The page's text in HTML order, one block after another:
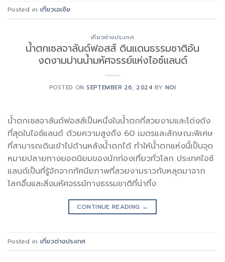
Posted in เที่ยวเอเซีย
เที่ยวต่างประเทศ
น้ำตกเซลจาลันด์ฟอสส์ ดินแดนธรรมชาติอัน
งดงามม่านน้ำมหัศจรรย์แห่งไอซ์แลนด์
POSTED ONSEPTEMBER 26, 2024 BY NOI
น้ำตกเซลจาลันด์ฟอสส์เป็นหนึ่งในน้ำตกที่สวยงามและโด่งดัง
ที่สุดในไอซ์แลนด์ ด้วยความสูงถึง 60 เมตรและลักษณะพิเศษ
ที่สามารถเดินเข้าไปด้านหลังน้ำตกได้ ทำให้น้ำตกแห่งนี้เป็นจุด
หมายปลายทางยอดนิยมของนักท่องเที่ยวทั่วโลก ประเทศไอซ์
แลนด์เป็นที่รู้จักจากทัศนียภาพที่สวยงามราวกับหลุดมาจาก
โลกอื่นและสิ่งมหัศจรรย์ทางธรรมชาติที่น่าทึ่ง
CONTINUE READING →
Posted in เที่ยวต่างประเทศ